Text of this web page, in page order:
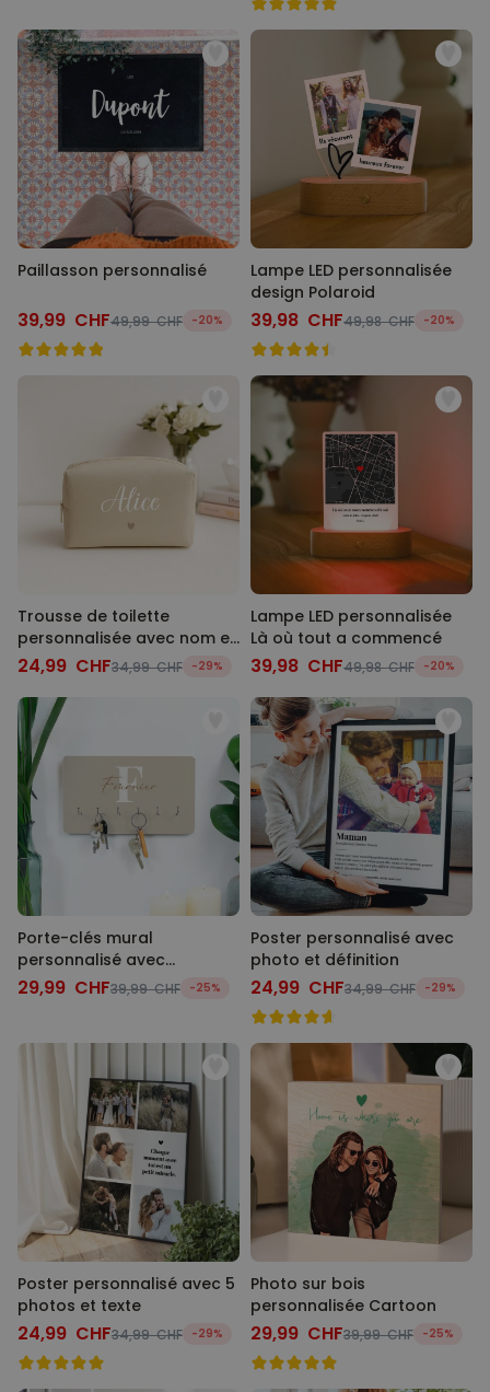
Paillasson personnalisé
39,99 CHF49,99 CHF -20%
Lampe LED personnalisée
design Polaroid
39,98 CHF49,98 CHF -20%
Trousse de toilette
personnalisée avec nom et
picto
24,99 CHF34,99 CHF -29%
Lampe LED personnalisée
Là où tout a commencé
39,98 CHF49,98 CHF -20%
Porte-clés mural
personnalisé avec
monogramme
29,99 CHF39,99 CHF -25%
Poster personnalisé avec
photo et définition
24,99 CHF34,99 CHF -29%
Poster personnalisé avec 5
photos et texte
24,99 CHF34,99 CHF -29%
Photo sur bois
personnalisée Cartoon
29,99 CHF39,99 CHF -25%